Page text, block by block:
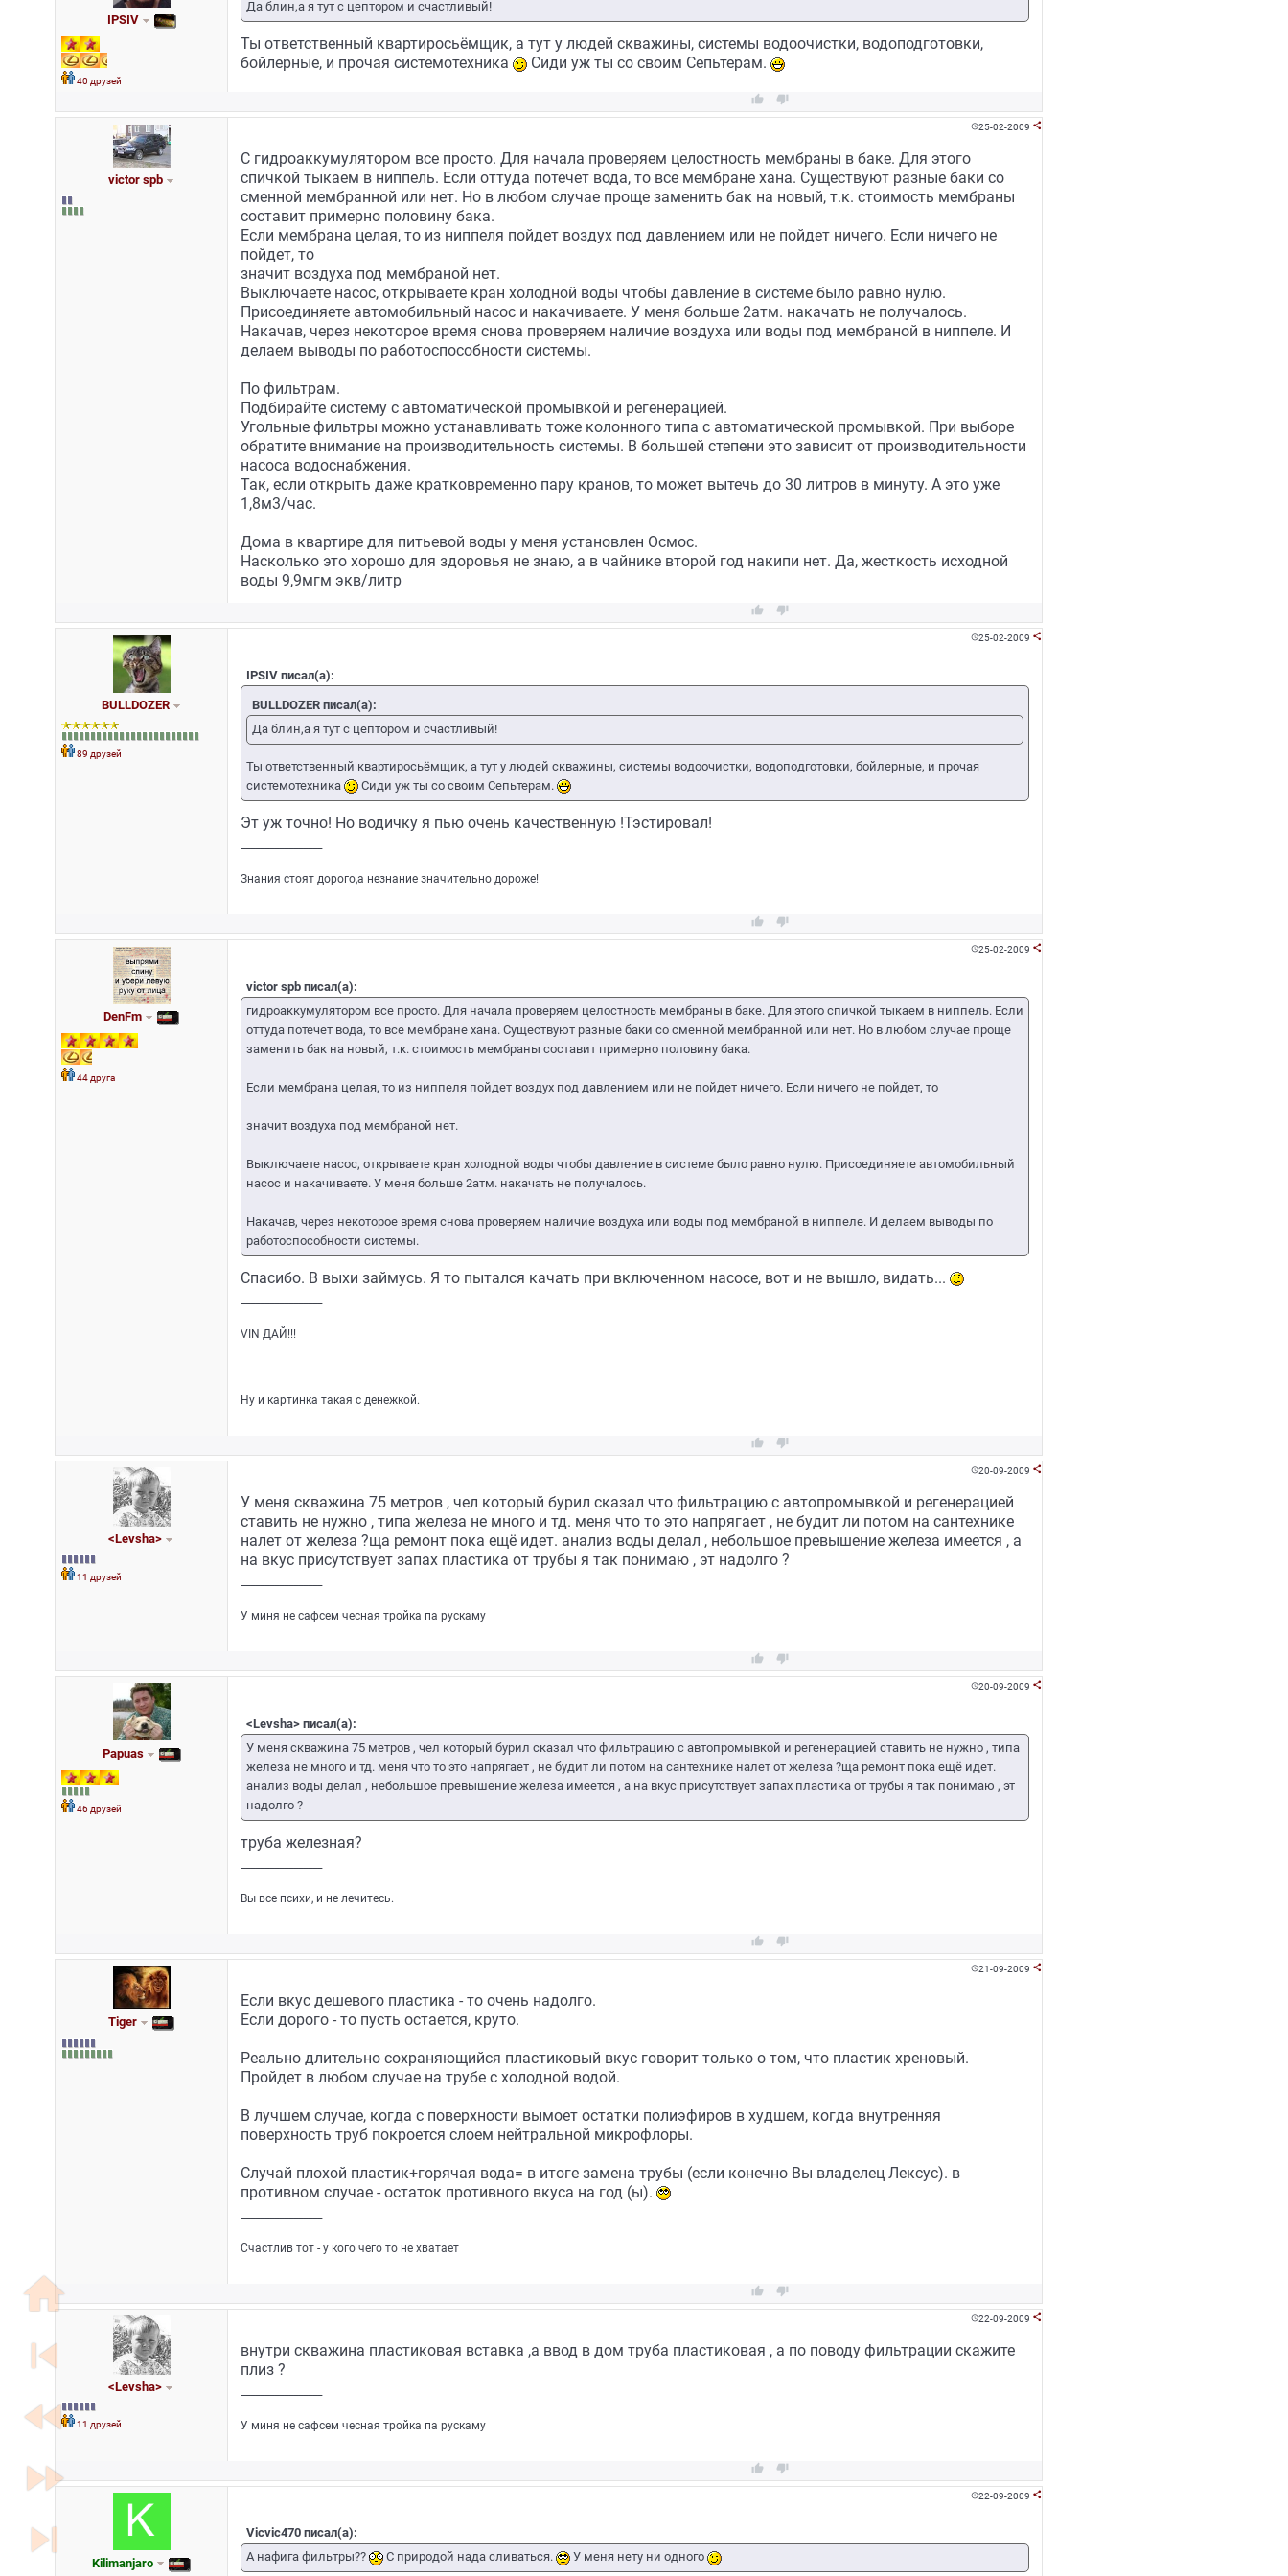
home
skip_previous
fast_rewind
fast_forward
skip_next
IPSIV
40 друзей
Да блин,а я тут с цептором и счастливый!
Ты ответственный квартиросьёмщик, а тут у людей скважины, системы водоочистки, водоподготовки,
бойлерные, и прочая системотехника
Сиди уж ты со своим Сепьтерам.
 
victor spb
25-02-2009 
С гидроаккумулятором все просто. Для начала проверяем целостность мембраны в баке. Для этого
спичкой тыкаем в ниппель. Если оттуда потечет вода, то все мембране хана. Существуют разные баки со
сменной мембранной или нет. Но в любом случае проще заменить бак на новый, т.к. стоимость мембраны
составит примерно половину бака.
Если мембрана целая, то из ниппеля пойдет воздух под давлением или не пойдет ничего. Если ничего не
пойдет, то
значит воздуха под мембраной нет.
Выключаете насос, открываете кран холодной воды чтобы давление в системе было равно нулю.
Присоединяете автомобильный насос и накачиваете. У меня больше 2атм. накачать не получалось.
Накачав, через некоторое время снова проверяем наличие воздуха или воды под мембраной в ниппеле. И
делаем выводы по работоспособности системы.
По фильтрам.
Подбирайте систему с автоматической промывкой и регенерацией.
Угольные фильтры можно устанавливать тоже колонного типа с автоматической промывкой. При выборе
обратите внимание на производительность системы. В большей степени это зависит от производительности
насоса водоснабжения.
Так, если открыть даже кратковременно пару кранов, то может вытечь до 30 литров в минуту. А это уже
1,8м3/час.
Дома в квартире для питьевой воды у меня установлен Осмос.
Насколько это хорошо для здоровья не знаю, а в чайнике второй год накипи нет. Да, жесткость исходной
воды 9,9мгм экв/литр
 
BULLDOZER
89 друзей
25-02-2009 
IPSIV писал(а):
BULLDOZER писал(а):
Да блин,а я тут с цептором и счастливый!
Ты ответственный квартиросьёмщик, а тут у людей скважины, системы водоочистки, водоподготовки, бойлерные, и прочая
системотехника
Сиди уж ты со своим Сепьтерам.
Эт уж точно! Но водичку я пью очень качественную !Тэстировал!
Знания стоят дорого,а незнание значительно дороже!
 
DenFm
44 друга
25-02-2009 
victor spb писал(а):
гидроаккумулятором все просто. Для начала проверяем целостность мембраны в баке. Для этого спичкой тыкаем в ниппель. Если
оттуда потечет вода, то все мембране хана. Существуют разные баки со сменной мембранной или нет. Но в любом случае проще
заменить бак на новый, т.к. стоимость мембраны составит примерно половину бака.
Если мембрана целая, то из ниппеля пойдет воздух под давлением или не пойдет ничего. Если ничего не пойдет, то
значит воздуха под мембраной нет.
Выключаете насос, открываете кран холодной воды чтобы давление в системе было равно нулю. Присоединяете автомобильный
насос и накачиваете. У меня больше 2атм. накачать не получалось.
Накачав, через некоторое время снова проверяем наличие воздуха или воды под мембраной в ниппеле. И делаем выводы по
работоспособности системы.
Спасибо. В выхи займусь. Я то пытался качать при включенном насосе, вот и не вышло, видать...
VIN ДАЙ!!!
Ну и картинка такая с денежкой.
 
<Levsha>
11 друзей
20-09-2009 
У меня скважина 75 метров , чел который бурил сказал что фильтрацию с автопромывкой и регенерацией
ставить не нужно , типа железа не много и тд. меня что то это напрягает , не будит ли потом на сантехнике
налет от железа ?ща ремонт пока ещё идет. анализ воды делал , небольшое превышение железа имеется , а
на вкус присутствует запах пластика от трубы я так понимаю , эт надолго ?
У миня не сафсем чесная тройка па рускаму
 
Papuas
46 друзей
20-09-2009 
<Levsha> писал(а):
У меня скважина 75 метров , чел который бурил сказал что фильтрацию с автопромывкой и регенерацией ставить не нужно , типа
железа не много и тд. меня что то это напрягает , не будит ли потом на сантехнике налет от железа ?ща ремонт пока ещё идет.
анализ воды делал , небольшое превышение железа имеется , а на вкус присутствует запах пластика от трубы я так понимаю , эт
надолго ?
труба железная?
Вы все психи, и не лечитесь.
 
Tiger
21-09-2009 
Если вкус дешевого пластика - то очень надолго.
Если дорого - то пусть остается, круто.
Реально длительно сохраняющийся пластиковый вкус говорит только о том, что пластик хреновый.
Пройдет в любом случае на трубе с холодной водой.
В лучшем случае, когда с поверхности вымоет остатки полиэфиров в худшем, когда внутренняя
поверхность труб покроется слоем нейтральной микрофлоры.
Случай плохой пластик+горячая вода= в итоге замена трубы (если конечно Вы владелец Лексус). в
противном случае - остаток противного вкуса на год (ы).
Счастлив тот - у кого чего то не хватает
 
<Levsha>
11 друзей
22-09-2009 
внутри скважина пластиковая вставка ,а ввод в дом труба пластиковая , а по поводу фильтрации скажите
плиз ?
У миня не сафсем чесная тройка па рускаму
 
Kilimanjaro
22-09-2009 
Vicvic470 писал(а):
А нафига фильтры??
С природой нада сливаться. У меня нету ни одного